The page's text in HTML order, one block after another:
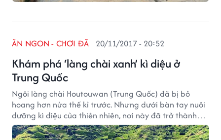
Khám phá ‘làng chài xanh’ kì diệu ở
Trung Quốc
ĂN NGON - CHƠI ĐÃ 20/11/2017 - 20:52
Ngôi làng chài Houtouwan (Trung Quốc) đã bị bỏ
hoang hơn nửa thế kỉ trước. Nhưng dưới bàn tay nuôi
dưỡng kì diệu của thiên nhiên, nơi này đã trở thành
“cảnh đẹp thiên đàng nơi trần thế”.